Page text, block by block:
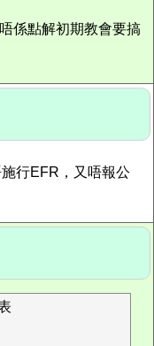
係點解初期教會要搞
行EFR，又唔報公